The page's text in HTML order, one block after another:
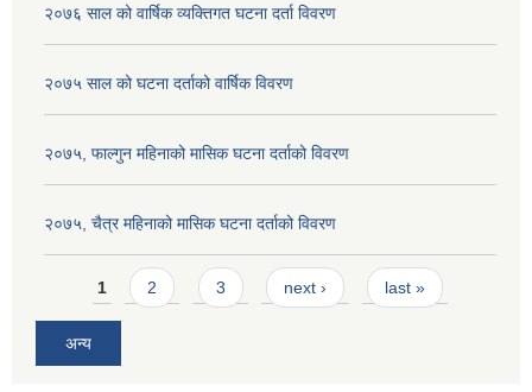
२०७६ साल को वार्षिक व्यक्तिगत घटना दर्ता विवरण
२०७५ साल को घटना दर्ताको वार्षिक विवरण
२०७५, फाल्गुन महिनाको मासिक घटना दर्ताको विवरण
२०७५, चैत्र महिनाको मासिक घटना दर्ताको विवरण
Pages
1 2 3 next › last »
अन्य